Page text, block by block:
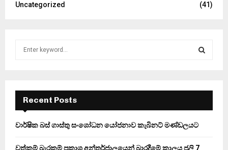
Uncategorized
(41)
f
r
E
A
Recent Posts
වාර්ෂික බස් ගාස්තු සංශෝධන යෝජනාව කැබිනට් මණ්ඩලයට
වත්කම් බැරකම් ප්‍රකාශ අන්තර්ජාලයෙන් බාරදීමේ කාලය ජූලි 7